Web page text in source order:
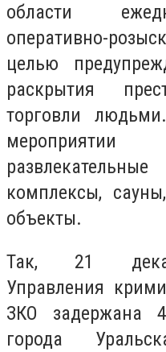
области
оперативно-
целью
раскрытия
торговли
комплексы,
объекты.
Так, 21
Управления
ЗКО задержана
города